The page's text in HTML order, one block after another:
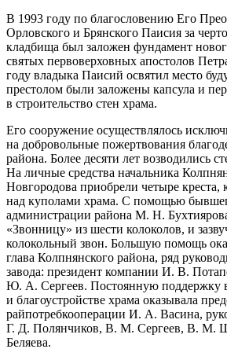
В 1993 году по благословению Его
Орловского и Брянского Паисия за
кладбища был заложен фундамент
святых первоверховных апостолов
году владыка Паисий освятил место
престолом были заложены капсула и
в строительство стен храма.
Его сооружение осуществлялось
на добровольные пожертвования
района. Более десяти лет возводились
На личные средства начальника
Новгородова приобрели четыре креста,
над куполами храма. С помощью
администрации района М. Н.
«Звонницу» из шести колоколов, и
колокольный звон. Большую помощь
глава Колпнянского района, ряд
завода: президент компании И. В.
Ю. А. Сергеев. Постоянную поддержку в
и благоустройстве храма оказывала
райпотребкооперации И. А. Васина,
Г. Д. Полянчиков, В. М. Сергеев, В. М.
Беляева.